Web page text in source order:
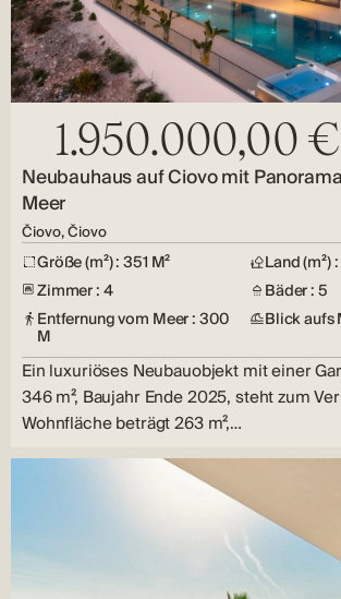
1.950.000,00 €
Neubauhaus auf Ciovo mit
Meer
Čiovo, Čiovo
Größe (m²) : 351 M²
Land (m²)
Zimmer : 4
Bäder : 5
Entfernung vom Meer : 300
M
Blick aufs
Ein luxuriöses Neubauobjekt mit einer
346 m², Baujahr Ende 2025, steht zum
Wohnfläche beträgt 263 m²,…